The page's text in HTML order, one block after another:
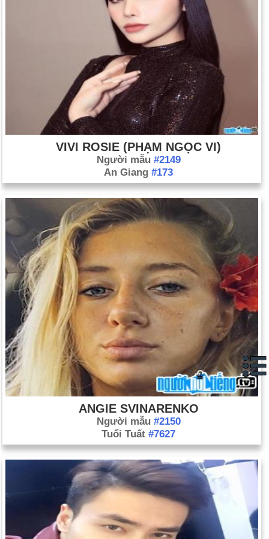
phán đoán, trách nhiệm và sự thận trọng." Nó cũng nói rằng
Olmert đã lao vào chiến tranh mà không có kế hoạch thích
Gordon Brown thay thế Tony Blair làm thủ tướng Vương quốc
Anh (ngày 27 tháng 6).
Tổng thống Nga Vladimir Putin thông báo rằng nước này sẽ
ngừng tham gia Hiệp ước Các lực lượng thông thường ở châu
Âu, một hiệp định thời chiến tranh lạnh hạn chế việc triển khai
vũ khí hạng nặng (ngày 14 tháng 7).
Ấn Độ và Hoa Kỳ đạt được một thỏa thuận về năng lượng hạt
nhân dân sự, cho phép Ấn Độ, quốc gia chưa ký Hiệp ước
không phổ biến hạt nhân, mua nhiên liệu hạt nhân từ Hoa Kỳ
để mở rộng chương trình năng lượng hạt nhân dân sự và xử
lý lại nhiên liệu đã sử dụng (ngày 27 tháng 7).
Tổng thống Ramos-Horta bổ nhiệm nhà hoạt động độc lập
Xanana Gusmão làm thủ tướng Đông Timor (ngày 6 tháng 8).
Hai cặp bom xe tải phát nổ cách nhau khoảng 5 km tại các thị
trấn Qahtaniya và Jazeera xa xôi, Tây Bắc của Iraq, giết chết
ít nhất 500 thành viên của cộng đồng Yazidi thiểu số, khiến đây
trở thành cuộc tấn công chết chóc nhất của quân nổi dậy
(ngày 14 tháng 8 ).
Abdullah Gul, thuộc Đảng Công lý và Phát triển, được bầu làm
tổng thống Thổ Nhĩ Kỳ trong vòng bỏ phiếu thứ ba của quốc
hội nước này. Ông là tổng thống Hồi giáo đầu tiên trong lịch sử
hiện đại của đất nước (ngày 28 tháng 8).
Động thái này diễn ra sau một loạt vụ bê bối và thất bại gần
đây của đảng của ông trong cuộc bầu cử quốc hội, trong đó
Đảng Dân chủ Tự do của ông mất quyền kiểm soát thượng
viện vào tay Đảng Dân chủ đối lập (ngày 12 tháng 9). Yasuo
Fukuda được bầu làm thủ tướng Nhật Bản (ngày 23 tháng 9).
17 thường dân Iraq đã thiệt mạng khi nhân viên của công ty an
ninh tư nhân Blackwater USA báo cáo đã phóng hỏa vào một
chiếc ô tô không dừng lại theo yêu cầu của cảnh sát (ngày 16
VIVI ROSIE (PHẠM NGỌC VI)
Người mẫu #2149
An Giang #173
ANGIE SVINARENKO
Người mẫu #2150
Tuổi Tuất #7627